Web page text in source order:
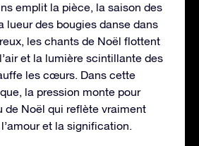
emplit la pièce, la saison des
lueur des bougies danse dans
les chants de Noël flottent
et la lumière scintillante des
les cœurs. Dans cette
la pression monte pour
de Noël qui reflète vraiment
et la signification.